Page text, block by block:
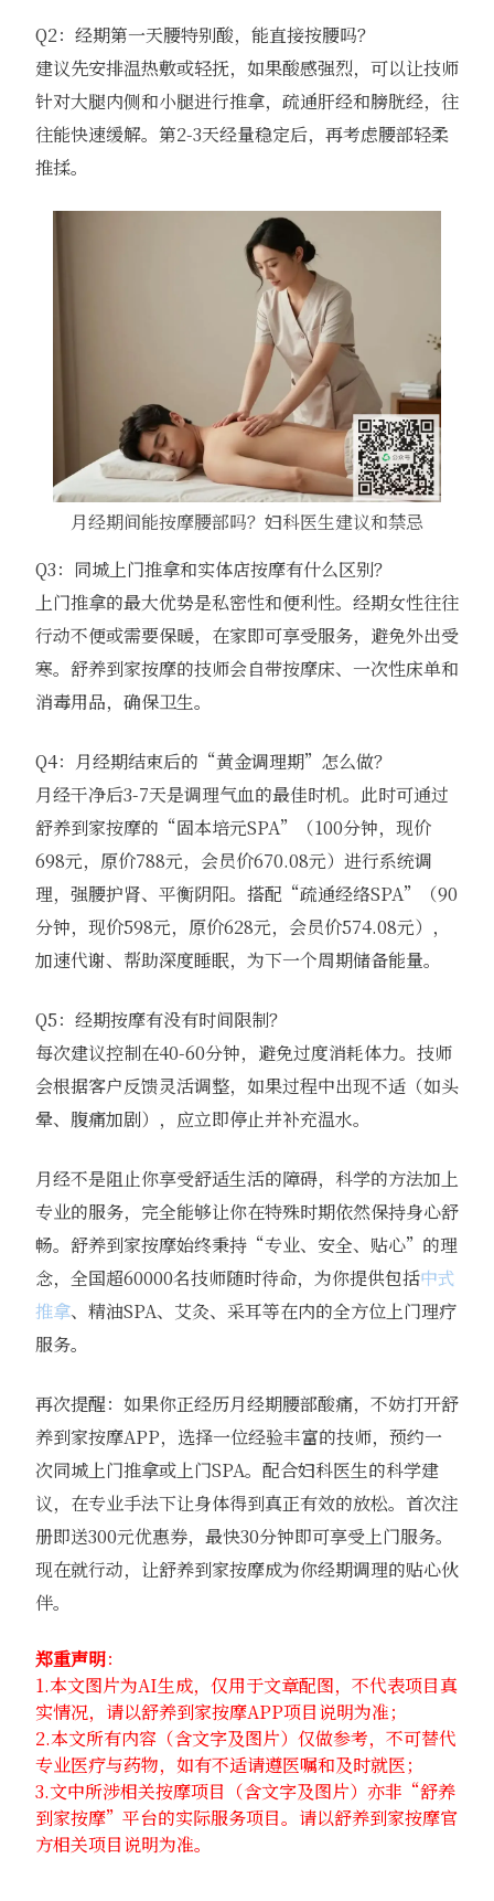
Q2：经期第一天腰特别酸，能直接按腰吗？
建议先安排温热敷或轻抚，如果酸感强烈，可以让技师
针对大腿内侧和小腿进行推拿，疏通肝经和膀胱经，往
往能快速缓解。第2-3天经量稳定后，再考虑腰部轻柔
推揉。
月经期间能按摩腰部吗？妇科医生建议和禁忌
Q3：同城上门推拿和实体店按摩有什么区别？
上门推拿的最大优势是私密性和便利性。经期女性往往
行动不便或需要保暖，在家即可享受服务，避免外出受
寒。舒养到家按摩的技师会自带按摩床、一次性床单和
消毒用品，确保卫生。
Q4：月经期结束后的“黄金调理期”怎么做？
月经干净后3-7天是调理气血的最佳时机。此时可通过
舒养到家按摩的“固本培元SPA”（100分钟，现价
698元，原价788元，会员价670.08元）进行系统调
理，强腰护肾、平衡阴阳。搭配“疏通经络SPA”（90
分钟，现价598元，原价628元，会员价574.08元），
加速代谢、帮助深度睡眠，为下一个周期储备能量。
Q5：经期按摩有没有时间限制？
每次建议控制在40-60分钟，避免过度消耗体力。技师
会根据客户反馈灵活调整，如果过程中出现不适（如头
晕、腹痛加剧），应立即停止并补充温水。
月经不是阻止你享受舒适生活的障碍，科学的方法加上
专业的服务，完全能够让你在特殊时期依然保持身心舒
畅。舒养到家按摩始终秉持“专业、安全、贴心”的理
念，全国超60000名技师随时待命，为你提供包括中式
推拿、精油SPA、艾灸、采耳等在内的全方位上门理疗
服务。
再次提醒：如果你正经历月经期腰部酸痛，不妨打开舒
养到家按摩APP，选择一位经验丰富的技师，预约一
次同城上门推拿或上门SPA。配合妇科医生的科学建
议，在专业手法下让身体得到真正有效的放松。首次注
册即送300元优惠券，最快30分钟即可享受上门服务。
现在就行动，让舒养到家按摩成为你经期调理的贴心伙
伴。
郑重声明：
1.本文图片为AI生成，仅用于文章配图，不代表项目真
实情况，请以舒养到家按摩APP项目说明为准；
2.本文所有内容（含文字及图片）仅做参考，不可替代
专业医疗与药物，如有不适请遵医嘱和及时就医；
3.文中所涉相关按摩项目（含文字及图片）亦非“舒养
到家按摩”平台的实际服务项目。请以舒养到家按摩官
方相关项目说明为准。